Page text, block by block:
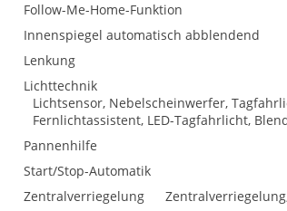
Follow-Me-Home-Funktion
Innenspiegel automatisch abblendend
Lenkung
Lichttechnik
Lichtsensor, Nebelscheinwerfer,
Fernlichtassistent, LED-Tagfahrlicht,
Pannenhilfe
Start/Stop-Automatik
Zentralverriegelung